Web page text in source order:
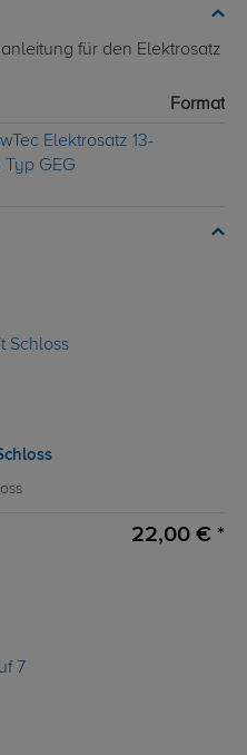
für den Elektrosatz
Format
Elektrosatz 13-
Typ GEG
22,00 € *